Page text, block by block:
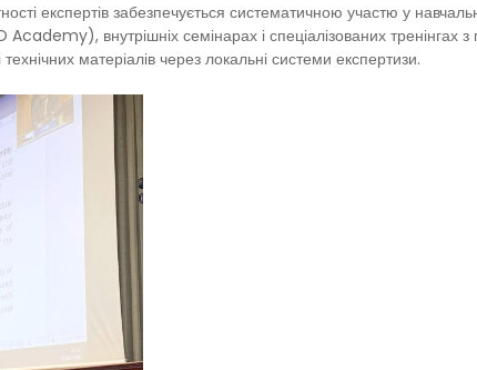
експертів забезпечується систематичною участю у
внутрішніх семінарах і спеціалізованих тренінгах
матеріалів через локальні системи експертизи.